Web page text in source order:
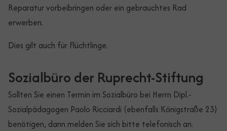
Reparatur vorbeibringen oder ein gebrauchtes Rad
erwerben.
Dies gilt auch für Flüchtlinge.
Sozialbüro der Ruprecht-Stiftung
Sollten Sie einen Termin im Sozialbüro bei Herrn Dipl.-
Sozialpädagogen Paolo Ricciardi (ebenfalls Königstraße 23)
benötigen, dann melden Sie sich bitte telefonisch an.